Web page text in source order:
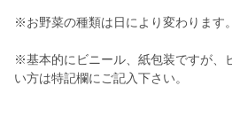
※お野菜の種類は日により変わります。
※基本的にビニール、紙包装ですが、
い方は特記欄にご記入下さい。